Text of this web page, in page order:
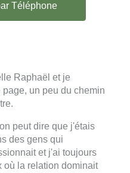
Raphaël et je
un peu du chemin
peut dire que j'étais
des gens qui
et j'ai toujours
où la relation dominait
Téléphone